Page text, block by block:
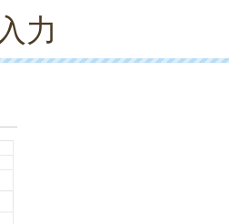
力